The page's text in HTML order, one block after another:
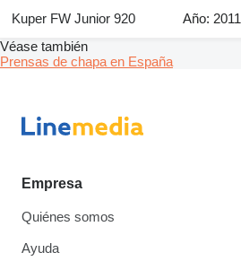
Kuper FW Junior 920 Año: 2011
Véase también
Prensas de chapa en España
Empresa
Quiénes somos
Ayuda